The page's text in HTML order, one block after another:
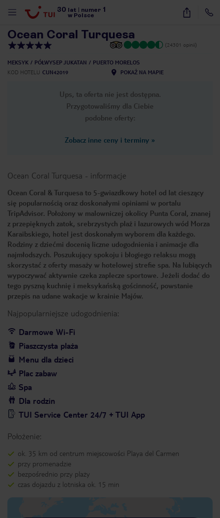
30 lat numer 1
w Polsce
49
Ocean Coral Turquesa
(24301 opinii)
MEKSYK PÓŁWYSEP JUKATAN
PUERTO MORELOS
KOD HOTELU CUN42019 POKAŻ NA MAPIE
Ups, ta oferta nie jest dostępna.
Przygotowaliśmy dla Ciebie
podobne oferty:
Zobacz inne ceny i terminy »
Ocean Coral Turquesa - informacje
Ocean Coral & Turquesa to 5-gwiazdkowy hotel od lat cieszący
się popularnością oraz doskonałymi opiniami w portalu
TripAdvisor. Położony w malowniczej okolicy Punta Coral, znanej
z przepięknych zatok, srebrzystych plaż i lazurowych wód Morza
Karaibskiego, hotel jest doskonałym wyborem dla każdego.
Rodziny z dziećmi docenią liczne udogodnienia i animacje dla
najmłodszych. Poszukujący spokoju i błogiego relaksu mogą
skorzystać z oferty masaży w hotelowej strefie spa. Na lubiących
wypoczywać aktywnie czeka zaplecze sportowe. Jeżeli dodać do
tego pyszną kuchnię i meksykańską gościnność, powstanie
przepis na udane wakacje w krainie Majów.
Najpopularniejsze udogodnienia:
Darmowe Wi-Fi
Piaszczysta plaża
Menu dla dzieci
Plac zabaw
Spa
Dla rodzin
TUI Service Center 24/7 + TUI App
Położenie:
ok. 35 km od centrum miejscowości Playa del Carmen
przy promenadzie
bezpośrednio przy plaży
czas dojazdu z lotniska ok. 15 min